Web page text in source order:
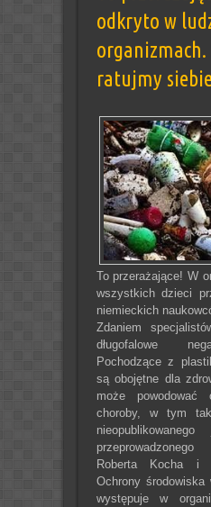
odkryto w
organizmach.
ratujmy
To przerażające! W
wszystkich dzieci
niemieckich
Zdaniem
długofalowe
Pochodzące z
są obojętne dla
może powodować
choroby, w tym
Roberta Kocha i
Ochrony
występuje w